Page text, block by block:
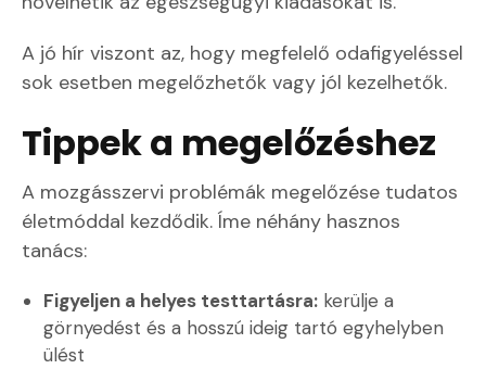
A jó hír viszont az, hogy megfelelő odafigyeléssel
sok esetben megelőzhetők vagy jól kezelhetők.
Tippek a megelőzéshez
A mozgásszervi problémák megelőzése tudatos
életmóddal kezdődik. Íme néhány hasznos
tanács:
Figyeljen a helyes testtartásra: kerülje a
görnyedést és a hosszú ideig tartó egyhelyben
ülést